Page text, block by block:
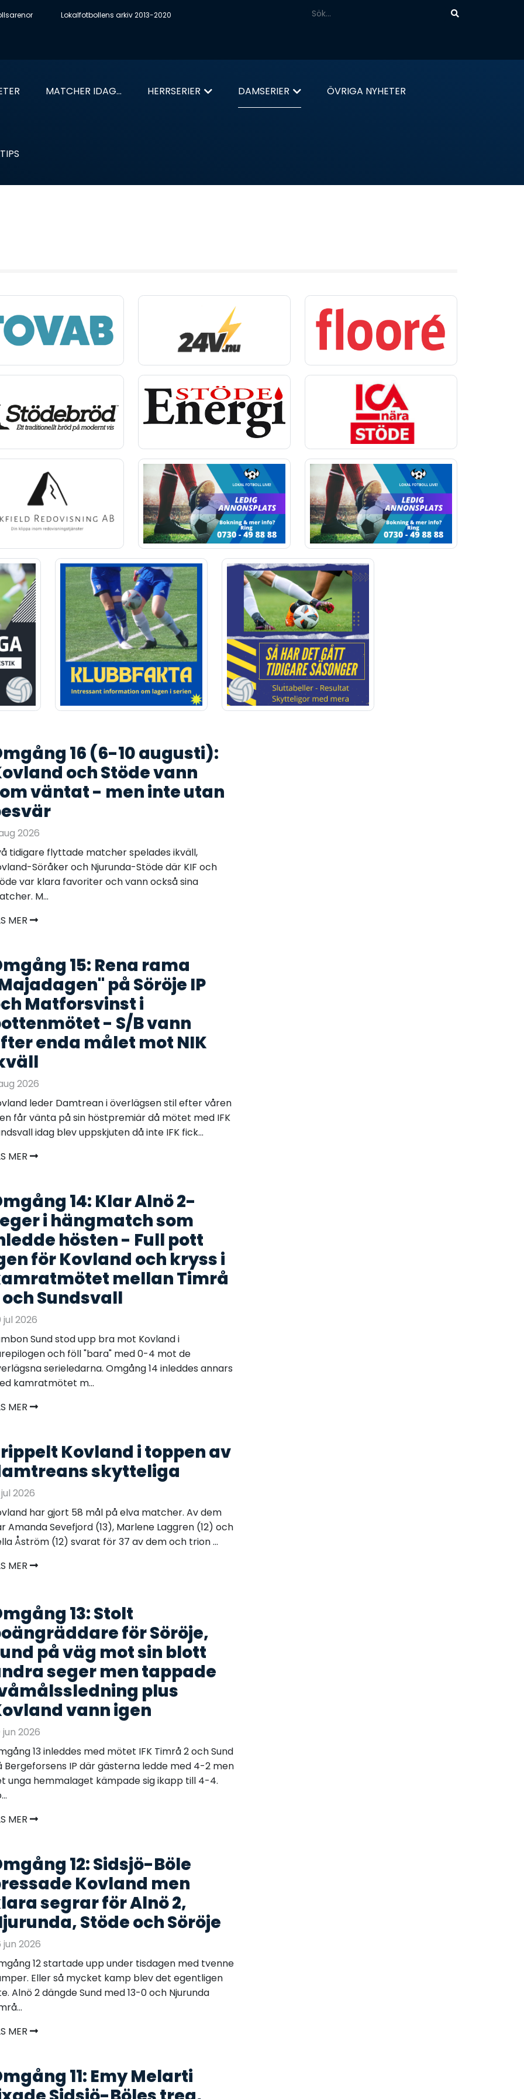
Lokalfotbollens arkiv 2013-2020
MATCHER IDAG... HERRSERIER DAMSERIER ÖVRIGA NYHETER
16 (6-10 augusti):
och Stöde vann
väntat - men inte utan
2026
tidigare flyttade matcher spelades ikväll,
Söråker och Njurunda-Stöde där KIF och
var klara favoriter och vann också sina
M...
MER
15: Rena rama
på Söröje IP
Matforsvinst i
- S/B vann
enda målet mot NIK
2026
leder Damtrean i överlägsen stil efter våren
får vänta på sin höstpremiär då mötet med IFK
idag blev uppskjuten då inte IFK fick...
MER
14: Klar Alnö 2-
i hängmatch som
hösten - Full pott
för Kovland och kryss i
mellan Timrå
och Sundsvall
jul 2026
Sund stod upp bra mot Kovland i
och föll "bara" med 0-4 mot de
serieledarna. Omgång 14 inleddes annars
kamratmötet m...
MER
Kovland i toppen av
skytteliga
jul 2026
har gjort 58 mål på elva matcher. Av dem
Amanda Sevefjord (13), Marlene Laggren (12) och
Åström (12) svarat för 37 av dem och trion ...
MER
13: Stolt
för Söröje,
på väg mot sin blott
seger men tappade
plus
vann igen
jun 2026
13 inleddes med mötet IFK Timrå 2 och Sund
Bergeforsens IP där gästerna ledde med 4-2 men
unga hemmalaget kämpade sig ikapp till 4-4.
MER
12: Sidsjö-Böle
Kovland men
segrar för Alnö 2,
Stöde och Söröje
jun 2026
12 startade upp under tisdagen med tvenne
Eller så mycket kamp blev det egentligen
Alnö 2 dängde Sund med 13-0 och Njurunda
MER
11: Emy Melarti